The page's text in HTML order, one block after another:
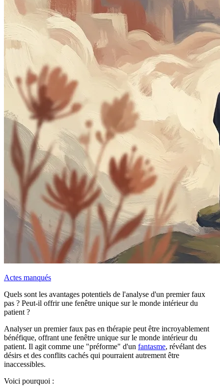
Actes manqués
Quels sont les avantages potentiels de l'analyse d'un premier faux
pas ? Peut-il offrir une fenêtre unique sur le monde intérieur du
patient ?
Analyser un premier faux pas en thérapie peut être incroyablement
bénéfique, offrant une fenêtre unique sur le monde intérieur du
patient. Il agit comme une "préforme" d'un fantasme, révélant des
désirs et des conflits cachés qui pourraient autrement être
inaccessibles.
Voici pourquoi :